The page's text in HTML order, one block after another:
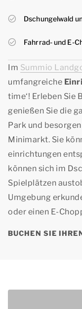
Dschungelwald
Fahrrad- und E-
Im Summio
umfangreiche
time‘! Erleben Sie
genießen Sie die
Park und
Minimarkt. Sie
einrichtungen
können sich im
Spielplätzen
Umgebung
oder einen E-
BUCHEN SIE